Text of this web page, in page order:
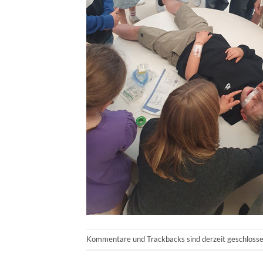
Kommentare und Trackbacks sind derzeit